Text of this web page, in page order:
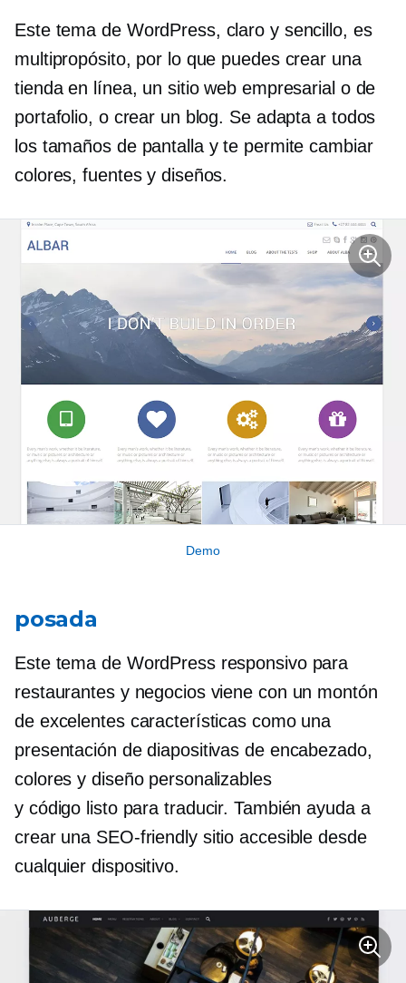
Este tema de WordPress, claro y sencillo, es
multipropósito, por lo que puedes crear una
tienda en línea, un sitio web empresarial o de
portafolio, o crear un blog. Se adapta a todos
los tamaños de pantalla y te permite cambiar
colores, fuentes y diseños.
Demo
posada
Este tema de WordPress responsivo para
restaurantes y negocios viene con un montón
de excelentes características como una
presentación de diapositivas de encabezado,
colores y diseño personalizables
y código listo para traducir. También ayuda a
crear una SEO-friendlysitio accesible desde
cualquier dispositivo.